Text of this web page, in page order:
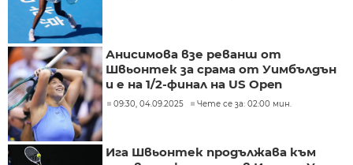
Анисимова взе реванш от
Швьонтек за срама от Уимбълдън
и е на 1/2-финал на US Open
09:30, 04.09.2025 Чете се за: 02:00 мин.
Ига Швьонтек продължава към